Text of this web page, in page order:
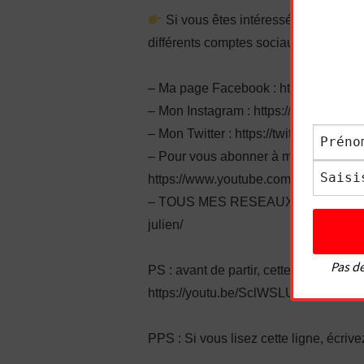
Si vous êtes intéressé, n’hésitez
différents comptes sociaux :
– Ma page Facebook : https://
– Mon Instagram : https://
– Mon Twitter : https://twitter.com/
– Pour vous abonner à ma chaîne
https://www.youtube.com/channel/
– TOUS MES RESEAUX SOCIAUX
julien/
PS : avant de partir, cette autre
https://youtu.be/SclWSLUJIDA
PPS : Si vous lisez cette ligne,
Pas